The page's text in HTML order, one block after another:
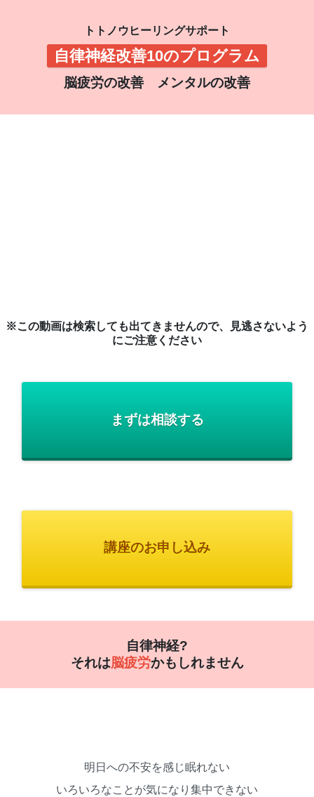
トトノウヒーリングサポート
自律神経改善10のプログラム
脳疲労の改善 メンタルの改善
※この動画は検索しても出てきませんので、見逃さないよう
にご注意ください
まずは相談する
講座のお申し込み
自律神経?
それは脳疲労かもしれません
明日への不安を感じ眠れない
いろいろなことが気になり集中できない